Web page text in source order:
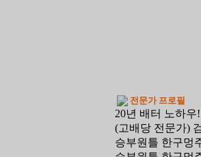
전문가 프로필
20년 배터 노하우
(고배당 전문가)
승부원틀 한구멍